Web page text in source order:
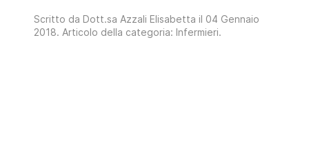
Scritto da Dott.sa Azzali Elisabetta il 04 Gennaio
2018. Articolo della categoria: Infermieri.